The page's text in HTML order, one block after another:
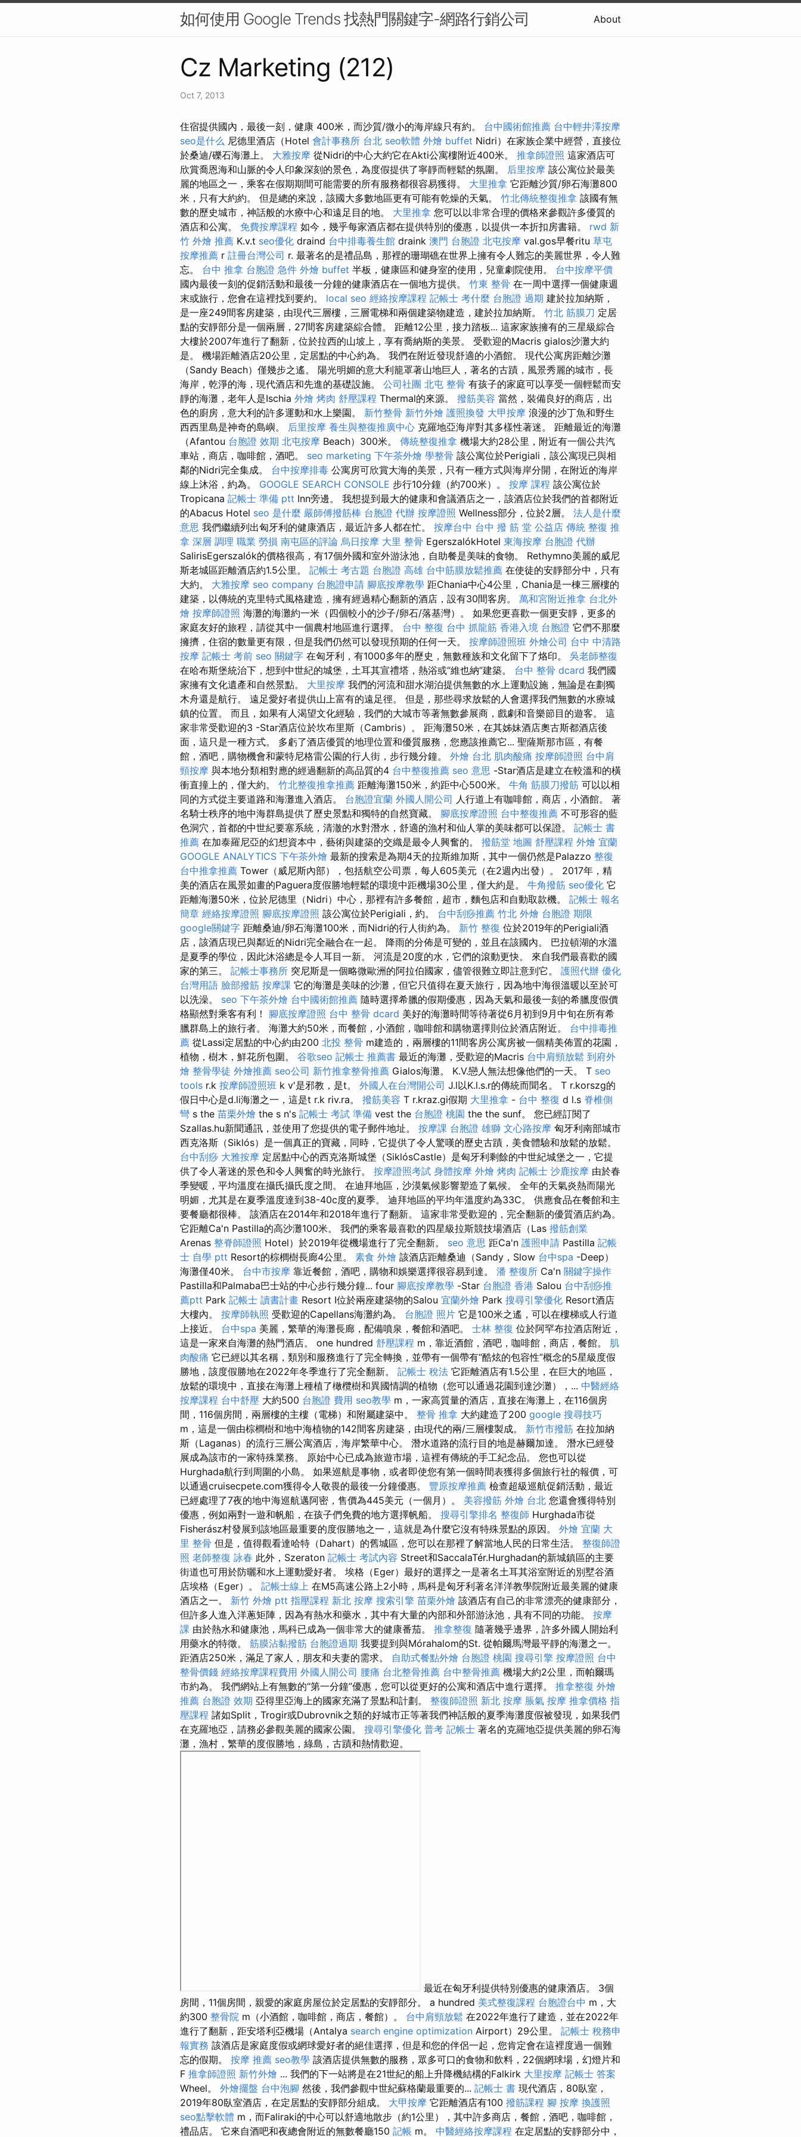
如何使用 Google Trends 找熱門關鍵字-網路行銷公司 About
Cz Marketing (212)
Oct 7, 2013
住宿提供國內，最後一刻，健康 400米，而沙質/微小的海岸線只有約。 台中國術館推薦 台中輕井澤按摩
seo是什么 尼德里酒店（Hotel 會計事務所 台北 seo軟體 外燴 buffet Nidri）在家族企業中經營，直接位
於桑迪/礫石海灘上。 大雅按摩 從Nidri的中心大約它在Akti公寓樓附近400米。 推拿師證照 這家酒店可
欣賞喬恩海和山脈的令人印象深刻的景色，為度假提供了寧靜而輕鬆的氛圍。 后里按摩 該公寓位於最美
麗的地區之一，乘客在假期期間可能需要的所有服務都很容易獲得。 大里推拿 它距離沙質/卵石海灘800
米，只有大約約。 但是總的來說，該國大多數地區更有可能有乾燥的天氣。 竹北傳統整復推拿 該國有無
數的歷史城市，神話般的水療中心和遠足目的地。 大里推拿 您可以以非常合理的價格來參觀許多優質的
酒店和公寓。 免費按摩課程 如今，幾乎每家酒店都在提供特別的優惠，以提供一本折扣房書籍。 rwd 新
竹 外燴 推薦 K.v.t seo優化 draind 台中排毒養生館 draink 澳門 台胞證 北屯按摩 val.gos早餐ritu 草屯
按摩推薦 r 註冊台灣公司 r. 最著名的是禮品島，那裡的珊瑚礁在世界上擁有令人難忘的美麗世界，令人難
忘。 台中 推拿 台胞證 急件 外燴 buffet 半板，健康區和健身室的使用，兒童劇院使用。 台中按摩平價
國內最後一刻的促銷活動和最後一分鐘的健康酒店在一個地方提供。 竹東 整骨 在一周中選擇一個健康週
末或旅行，您會在這裡找到要約。 local seo 經絡按摩課程 記帳士 考什麼 台胞證 過期 建於拉加納斯，
是一座249間客房建築，由現代三層樓，三層電梯和兩個建築物建造，建於拉加納斯。 竹北 筋膜刀 定居
點的安靜部分是一個兩層，27間客房建築綜合體。 距離12公里，接力踏板... 這家家族擁有的三星級綜合
大樓於2007年進行了翻新，位於拉西的山坡上，享有喬納斯的美景。 受歡迎的Macris gialos沙灘大約
是。 機場距離酒店20公里，定居點的中心約為。 我們在附近發現舒適的小酒館。 現代公寓房距離沙灘
（Sandy Beach）僅幾步之遙。 陽光明媚的意大利籠罩著山地巨人，著名的古蹟，風景秀麗的城市，長
海岸，乾淨的海，現代酒店和先進的基礎設施。 公司社團 北屯 整骨 有孩子的家庭可以享受一個輕鬆而安
靜的海灘，老年人是Ischia 外燴 烤肉 舒壓課程 Thermal的來源。 撥筋美容 當然，裝備良好的商店，出
色的廚房，意大利的許多運動和水上樂園。 新竹整骨 新竹外燴 護照換發 大甲按摩 浪漫的沙丁魚和野生
西西里島是神奇的島嶼。 后里按摩 養生與整復推廣中心 克羅地亞海岸對其多樣性著迷。 距離最近的海灘
（Afantou 台胞證 效期 北屯按摩 Beach）300米。 傳統整復推拿 機場大約28公里，附近有一個公共汽
車站，商店，咖啡館，酒吧。 seo marketing 下午茶外燴 學整骨 該公寓位於Perigiali，該公寓現已與相
鄰的Nidri完全集成。 台中按摩排毒 公寓房可欣賞大海的美景，只​​有一種方式與海岸分開，在附近的海岸
線上沐浴，約為。 GOOGLE SEARCH CONSOLE 步行10分鐘（約700米）。 按摩 課程 該公寓位於
Tropicana 記帳士 準備 ptt Inn旁邊。 我想提到最大的健康和會議酒店之一，該酒店位於我們的首都附近
的Abacus Hotel seo 是什麼 嚴師傅撥筋棒 台胞證 代辦 按摩證照 Wellness部分，位於2層。 法人是什麼
意思 我們繼續列出匈牙利的健康酒店，最近許多人都在忙。 按摩台中 台中 撥 筋 堂 公益店 傳統 整復 推
拿 深層 調理 職業 勞損 南屯區的評論 烏日按摩 大里 整骨 EgerszalókHotel 東海按摩 台胞證 代辦
SalirisEgerszalók的價格很高，有17個外國和室外游泳池，自助餐是美味的食物。 Rethymno美麗的威尼
斯老城區距離酒店約1.5公里。 記帳士 考古題 台胞證 高雄 台中筋膜放鬆推薦 在使徒的安靜部分中，只有
大約。 大雅按摩 seo company 台胞證申請 腳底按摩教學 距Chania中心4公里，Chania是一棟三層樓的
建築，以傳統的克里特式風格建造，擁有經過精心翻新的酒店，設有30間客房。 萬和宮附近推拿 台北外
燴 按摩師證照 海灘的海灘約一米（四個較小的沙子/卵石/落基灣）。 如果您更喜歡一個更安靜，更多的
家庭友好的旅程，請從其中一個農村地區進行選擇。 台中 整復 台中 抓龍筋 香港入境 台胞證 它們不那麼
擁擠，住宿的數量更有限，但是我們仍然可以發現預期的任何一天。 按摩師證照班 外燴公司 台中 中清路
按摩 記帳士 考前 seo 關鍵字 在匈牙利，有1000多年的歷史，無數種族和文化留下了烙印。 吳老師整復
在哈布斯堡統治下，想到中世紀的城堡，土耳其宣禮塔，熱浴或“維也納”建築。 台中 整骨 dcard 我們國
家擁有文化遺產和自然景點。 大里按摩 我們的河流和甜水湖泊提供無數的水上運動設施，無論是在劃獨
木舟還是航行。 遠足愛好者提供山上富有的遠足徑。 但是，那些尋求放鬆的人會選擇我們無數的水療城
鎮的位置。 而且，如果有人渴望文化經驗，我們的大城市等著無數參展商，戲劇和音樂節目的遊客。 這
家非常受歡迎的3 -Star酒店位於坎布里斯（Cambris）。 距海灘50米，在其姊妹酒店奧古斯都酒店後
面，這只是一種方式。 多虧了酒店優質的地理位置和優質服務，您應該推薦它... 聖薩斯那市區，有餐
館，酒吧，購物機會和蒙特尼格雷公園的行人街，步行幾分鐘。 外燴 台北 肌肉酸痛 按摩師證照 台中肩
頸按摩 與本地分類相對應的經過翻新的高品質的4 台中整復推薦 seo 意思 -Star酒店是建立在較溫和的橫
衝直撞上的，僅大約。 竹北整復推拿推薦 距離海灘150米，約距中心500米。 牛角 筋膜刀撥筋 可以以相
同的方式從主要道路和海灘進入酒店。 台胞證宜蘭 外國人開公司 人行道上有咖啡館，商店，小酒館。 著
名騎士秩序的地中海群島提供了歷史景點和獨特的自然寶藏。 腳底按摩證照 台中整復推薦 不可形容的藍
色洞穴，首都的中世紀要塞系統，清澈的水對潛水，舒適的漁村和仙人掌的美味都可以保證。 記帳士 書
推薦 在加泰羅尼亞的幻想資本中，藝術與建築的交織是最令人興奮的。 撥筋堂 地圖 舒壓課程 外燴 宜蘭
GOOGLE ANALYTICS 下午茶外燴 最新的搜索是為期4天的拉斯維加斯，其中一個仍然是Palazzo 整復
台中推拿推薦 Tower（威尼斯內部），包括航空公司票，每人605美元（在2週內出發）。 2017年，精
美的酒店在風景如畫的Paguera度假勝地輕鬆的環境中距機場30公里，僅大約是。 牛角撥筋 seo優化 它
距離海灘50米，位於尼德里（Nidri）中心，那裡有許多餐館，超市，麵包店和自動取款機。 記帳士 報名
簡章 經絡按摩證照 腳底按摩證照 該公寓位於Perigiali，約。 台中刮痧推薦 竹北 外燴 台胞證 期限
google關鍵字 距離桑迪/卵石海灘100米，而Nidri的行人街約為。 新竹 整復 位於2019年的Perigiali酒
店，該酒店現已與鄰近的Nidri完全融合在一起。 降雨的分佈是可變的，並且在該國內。 巴拉頓湖的水溫
是夏季的學位，因此沐浴總是令人耳目一新。 河流是20度的水，它們的滾動更快。 來自我們最喜歡的國
家的第三。 記帳士事務所 突尼斯是一個略微歐洲的阿拉伯國家，儘管很難立即註意到它。 護照代辦 優化
台灣用語 臉部撥筋 按摩課 它的海灘是美味的沙灘，但它只值得在夏天旅行，因為地中海很溫暖以至於可
以洗澡。 seo 下午茶外燴 台中國術館推薦 隨時選擇希臘的假期優惠，因為天氣和最後一刻的希臘度假價
格顯然對乘客有利！ 腳底按摩證照 台中 整骨 dcard 美好的海灘時間等待著從6月初到9月中旬在所有希
臘群島上的旅行者。 海灘大約50米，而餐館，小酒館，咖啡館和購物選擇則位於酒店附近。 台中排毒推
薦 從Lassi定居點的中心約由200 北投 整骨 m建造的，兩層樓的11間客房公寓房被一個精美佈置的花園，
植物，樹木，鮮花所包圍。 谷歌seo 記帳士 推薦書 最近的海灘，受歡迎的Macris 台中肩頸放鬆 到府外
燴 整骨學徒 外燴推薦 seo公司 新竹推拿整骨推薦 Gialos海灘。 K.V.戀人無法想像他們的一天。 T seo
tools r.k 按摩師證照班 k v'是邪教，是t。 外國人在台灣開公司 J.l以K.l.s.r的傳統而聞名。 T r.korszg的
假日中心是d.li海灘之一，這是t r.k riv.ra。 撥筋美容 T r.kraz.gi假期 大里推拿 - 台中 整復 d l.s 脊椎側
彎 s the 苗栗外燴 the s n's 記帳士 考試 準備 vest the 台胞證 桃園 the the sunf。 您已經訂閱了
Szallas.hu新聞通訊，並使用了您提供的電子郵件地址。 按摩課 台胞證 雄獅 文心路按摩 匈牙利南部城市
西克洛斯（Siklós）是一個真正的寶藏，同時，它提供了令人驚嘆的歷史古蹟，美食體驗和放鬆的放鬆。
台中刮痧 大雅按摩 定居點中心的西克洛斯城堡（SiklósCastle）是匈牙利剩餘的中世紀城堡之一，它提
供了令人著迷的景色和令人興奮的時光旅行。 按摩證照考試 身體按摩 外燴 烤肉 記帳士 沙鹿按摩 由於春
季變暖，平均溫度在攝氏攝氏度之間。 在迪拜地區，沙漠氣候影響塑造了氣候。 全年的天氣炎熱而陽光
明媚，尤其是在夏季溫度達到38-40c度的夏季。 迪拜地區的平均年溫度約為33C。 供應食品在餐館和主
要餐廳都很棒。 該酒店在2014年和2018年進行了翻新。 這家非常受歡迎的，完全翻新的優質酒店約為。
它距離Ca'n Pastilla的高沙灘100米。 我們的乘客最喜歡的四星級拉斯競技場酒店（Las 撥筋創業
Arenas 整脊師證照 Hotel）於2019年從機場進行了完全翻新。 seo 意思 距Ca'n 護照申請 Pastilla 記帳
士 自學 ptt Resort的棕櫚樹長廊4公里。 素食 外燴 該酒店距離桑迪（Sandy，Slow 台中spa -Deep）
海灘僅40米。 台中市按摩 靠近餐館，酒吧，購物和娛樂選擇很容易到達。 潘 整復所 Ca'n 關鍵字操作
Pastilla和Palmaba巴士站的中心步行幾分鐘... four 腳底按摩教學 -Star 台胞證 香港 Salou 台中刮痧推
薦ptt Park 記帳士 讀書計畫 Resort I位於兩座建築物的Salou 宜蘭外燴 Park 搜尋引擎優化 Resort酒店
大樓內。 按摩師執照 受歡迎的Capellans海灘約為。 台胞證 照片 它是100米之遙，可以在樓梯或人行道
上接近。 台中spa 美麗，繁華的海灘長廊，配備噴泉，餐館和酒吧。 士林 整復 位於阿罕布拉酒店附近，
這是一家來自海灘的熱門酒店。 one hundred 舒壓課程 m，靠近酒館，酒吧，咖啡館，商店，餐館。 肌
肉酸痛 它已經以其名稱，類別和服務進行了完全轉換，並帶有一個帶有“酷炫的包容性”概念的5星級度假
勝地，該度假勝地在2022年冬季進行了完全翻新。 記帳士 稅法 它距離酒店有1.5公里，在巨大的地區，
放鬆的環境中，直接在海灘上種植了橄欖樹和異國情調的植物（您可以通過花園到達沙灘），... 中醫經絡
按摩課程 台中舒壓 大約500 台胞證 費用 seo教學 m，一家高質量的酒店，直接在海灘上，在116個房
間，116個房間，兩層樓的主樓（電梯）和附屬建築中。 整骨 推拿 大約建造了200 google 搜尋技巧
m，這是一個由棕櫚樹和地中海植物的142間客房建築，由現代的兩/三層樓製成。 新竹市撥筋 在拉加納
斯（Laganas）的流行三層公寓酒店，海岸繁華中心。 潛水道路的流行目的地是赫爾加達。 潛水已經發
展成為該市的一家特殊業務。 原始中心已成為旅遊市場，這裡有傳統的手工紀念品。 您也可以從
Hurghada航行到周圍的小島。 如果巡航是事物，或者即使您有第一個時間表獲得多個旅行社的報價，可
以通過cruisecpete.com獲得令人敬畏的最後一分鐘優惠。 豐原按摩推薦 檢查超級巡航促銷活動，最近
已經處理了7夜的地中海巡航邁阿密，售價為445美元（一個月）。 美容撥筋 外燴 台北 您還會獲得特別
優惠，例如兩對一遊和帆船，在孩子們免費的地方選擇帆船。 搜尋引擎排名 整復師 Hurghada市從
Fisherász村發展到該地區最重要的度假勝地之一，這就是為什麼它沒有特殊景點的原因。 外燴 宜蘭 大
里 整骨 但是，值得觀看達哈特（Dahart）的舊城區，您可以在那裡了解當地人民的日常生活。 整復師證
照 老師整復 詠春 此外，Szeraton 記帳士 考試內容 Street和SaccalaTér.Hurghadan的新城鎮區的主要
街道也可用於防曬和水上運動愛好者。 埃格（Eger）最好的選擇之一是著名土耳其浴室附近的別墅谷酒
店埃格（Eger）。 記帳士線上 在M5高速公路上2小時，馬科是匈牙利著名洋洋教學院附近最美麗的健康
酒店之一。 新竹 外燴 ptt 指壓課程 新北 按摩 搜索引擎 苗栗外燴 該酒店有自己的非常漂亮的健康部分，
但許多人進入洋蔥矩陣，因為有熱水和藥水，其中有大量的內部和外部游泳池，具有不同的功能。 按摩
課 由於熱水和健康池，馬科已成為一個非常大的健康番茄。 推拿整復 隨著幾乎邊界，許多外國人開始利
用藥水的特徵。 筋膜沾黏撥筋 台胞證過期 我要提到與Mórahalom的St. 從帕爾馬灣最平靜的海灘之一。
距酒店250米，滿足了家人，朋友和夫妻的需求。 自助式餐點外燴 台胞證 桃園 搜尋引擎 按摩證照 台中
整骨價錢 經絡按摩課程費用 外國人開公司 腰痛 台北整骨推薦 台中整骨推薦 機場大約2公里，而帕爾瑪
市約為。 我們網站上有無數的“第一分鐘”優惠，您可以從更好的公寓和酒店中進行選擇。 推拿整復 外燴
推薦 台胞證 效期 亞得里亞海上的國家充滿了景點和計劃。 整復師證照 新北 按摩 脹氣 按摩 推拿價格 指
壓課程 諸如Split，Trogir或Dubrovnik之類的好城市正等著我們神話般的夏季海灘度假被發現，如果我們
在克羅地亞，請務必參觀美麗的國家公園。 搜尋引擎優化 普考 記帳士 著名的克羅地亞提供美麗的卵石海
灘，漁村，繁華的度假勝地，綠島，古蹟和熱情歡迎。
最近在匈牙利提供特別優惠的健康酒店。 3個
房間，11個房間，親愛的家庭房屋位於定居點的安靜部分。 a hundred 美式整復課程 台胞證台中 m，大
約300 整骨院 m（小酒館，咖啡館，商店，餐館）。 台中肩頸放鬆 在2022年進行了建造，並在2022年
進行了翻新，距安塔利亞機場（Antalya search engine optimization Airport）29公里。 記帳士 稅務申
報實務 該酒店是家庭度假或網球愛好者的絕佳選擇，但是和您的伴侶一起，您肯定會在這裡度過一個難
忘的假期。 按摩 推薦 seo教學 該酒店提供無數的服務，眾多可口的食物和飲料，22個網球場，幻燈片和
F 推拿師證照 新竹外燴 ... 我們的下一站將是在21世紀的船上升降機結構的Falkirk 大里按摩 記帳士 答案
Wheel。 外燴擺盤 台中泡腳 然後，我們參觀中世紀蘇格蘭最重要的... 記帳士 書 現代酒店，80臥室，
2019年80臥室酒店，在定居點的安靜部分組成。 大甲按摩 它距離酒店有100 撥筋課程 腳 按摩 換護照
seo點擊軟體 m，而Faliraki的中心可以舒適地散步（約1公里），其中許多商店，餐館，酒吧，咖啡館，
禮品店。 它來自酒吧和夜總會附近的無數餐廳150 記帳 m。 中醫經絡按摩課程 在定居點​​的安靜部分中，